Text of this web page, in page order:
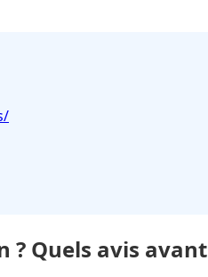
? Quels avis avant